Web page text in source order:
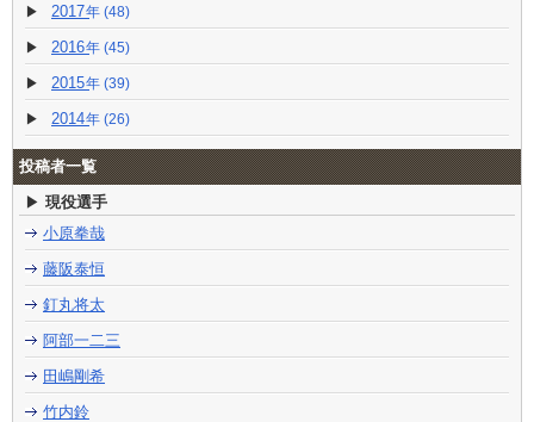
2017 (48)
2016 (45)
2015 (39)
2014 (26)
投稿者一覧
現役選手
小原拳哉
藤阪泰恒
釘丸将太
阿部一二三
田嶋剛希
竹内鈴